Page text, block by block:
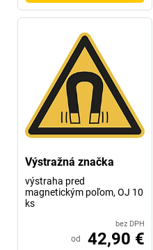
Výstražná značka
výstraha pred
magnetickým poľom, OJ 10
ks
bez DPH
od 42,90 €